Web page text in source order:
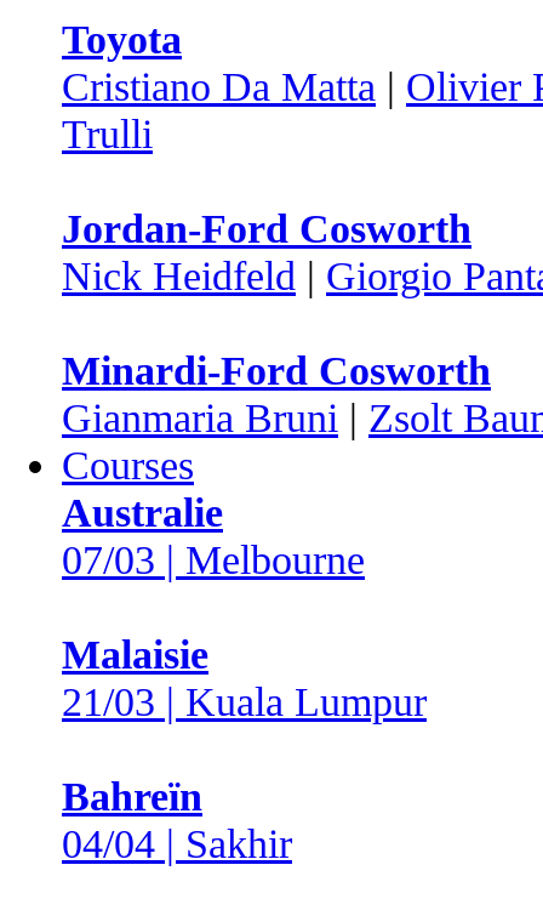
Toyota
Cristiano Da Matta | Olivier
Trulli
Jordan-Ford Cosworth
Nick Heidfeld | Giorgio
Minardi-Ford Cosworth
Gianmaria Bruni | Zsolt
Courses
Australie
07/03 | Melbourne
Malaisie
21/03 | Kuala Lumpur
Bahreïn
04/04 | Sakhir